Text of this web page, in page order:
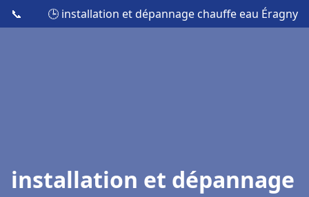
📞 🕒 installation et dépannage chauffe eau Éragny
installation et dépannage